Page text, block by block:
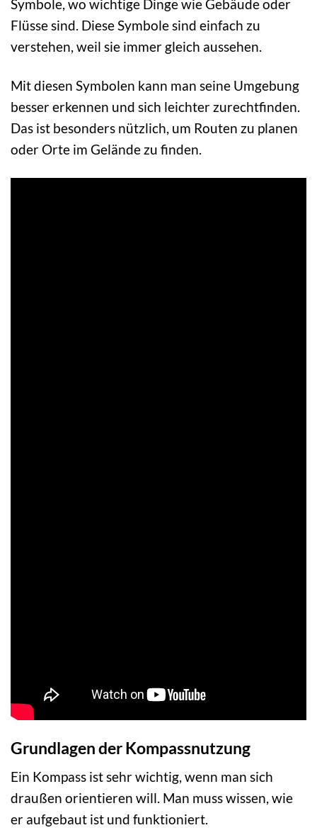
Symbole, wo wichtige Dinge wie Gebäude oder
Flüsse sind. Diese Symbole sind einfach zu
verstehen, weil sie immer gleich aussehen.
Mit diesen Symbolen kann man seine Umgebung
besser erkennen und sich leichter zurechtfinden.
Das ist besonders nützlich, um Routen zu planen
oder Orte im Gelände zu finden.
Grundlagen der Kompassnutzung
Ein Kompass ist sehr wichtig, wenn man sich
draußen orientieren will. Man muss wissen, wie
er aufgebaut ist und funktioniert.